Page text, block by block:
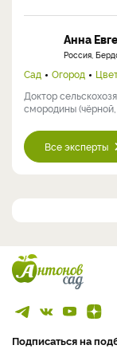
Анна
Россия,
Сад Огород
Доктор
смородины (чёрной,
Все эксперты
Подписаться на